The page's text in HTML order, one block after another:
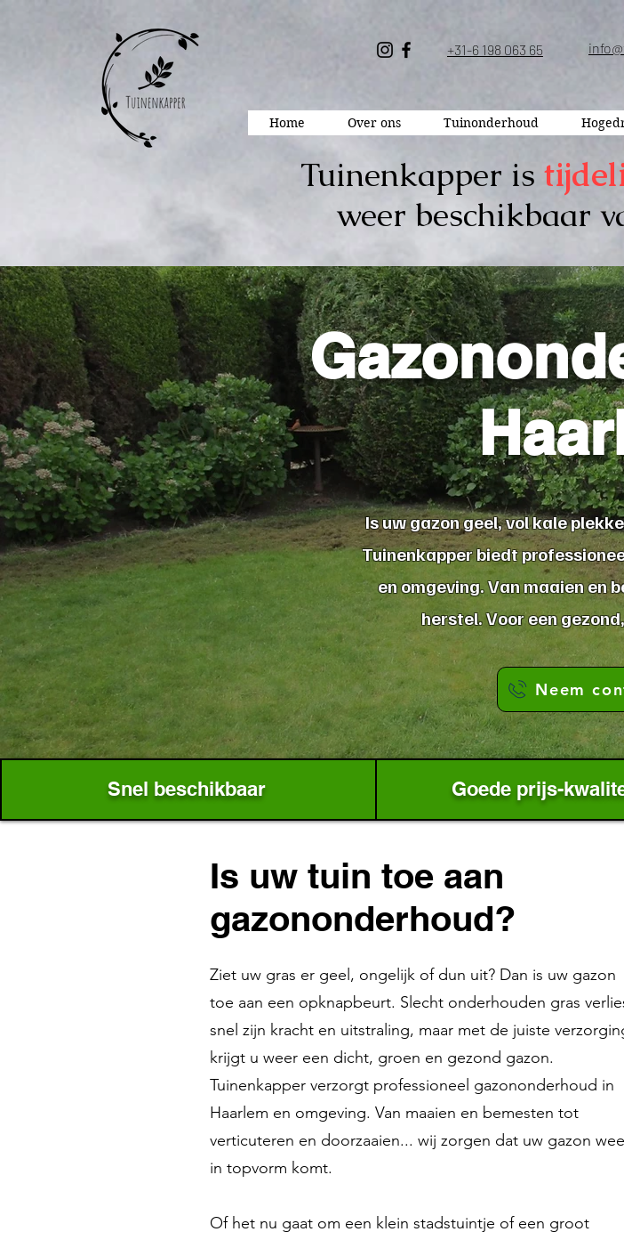
+31-6 198 063 65
Home Over ons Tuinonderhoud
Tuinenkapper is
weer beschikbaar
Is uw gazon geel, vol kale
Tuinenkapper biedt
en omgeving. Van maaien en
herstel. Voor een
Neem
Snel beschikbaar Goede prijs-
Is uw tuin toe aan
gazononderhoud?
Ziet uw gras er geel, ongelijk of dun uit? Dan is uw gazon
toe aan een opknapbeurt. Slecht onderhouden gras
snel zijn kracht en uitstraling, maar met de juiste
krijgt u weer een dicht, groen en gezond gazon.
Tuinenkapper verzorgt professioneel gazononderhoud in
Haarlem en omgeving. Van maaien en bemesten tot
verticuteren en doorzaaien... wij zorgen dat uw gazon
in topvorm komt.
Of het nu gaat om een klein stadstuintje of een groot